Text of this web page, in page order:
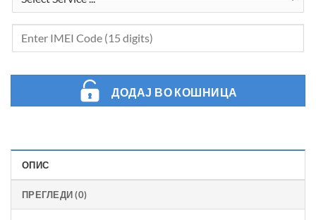
ДОДАЈ ВО КОШНИЦА
ОПИС
ПРЕГЛЕДИ (0)